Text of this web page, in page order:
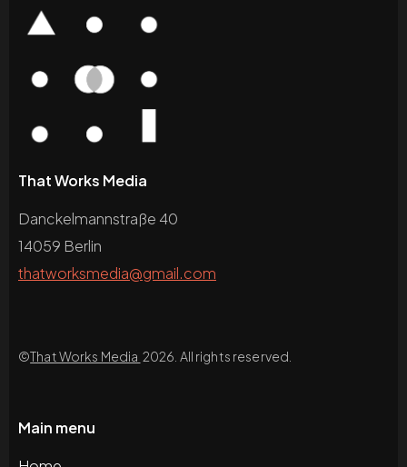
That Works Media
Danckelmannstraße 40
14059 Berlin
thatworksmedia@gmail.com
©That Works Media 2026. All rights reserved.
Main menu